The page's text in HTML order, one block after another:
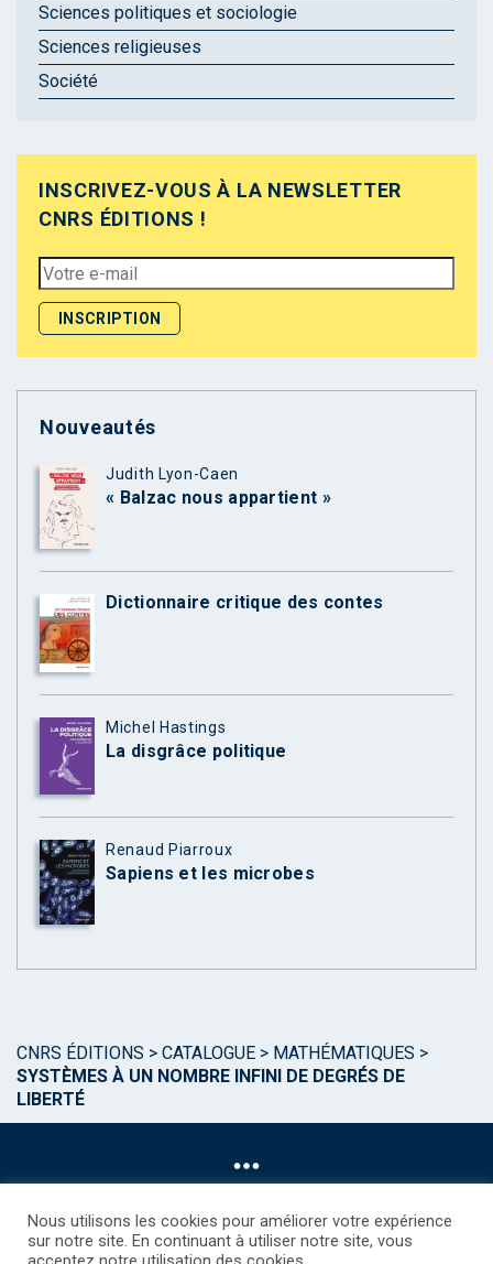
Sciences politiques et sociologie
Sciences religieuses
Société
INSCRIVEZ-VOUS À LA NEWSLETTER
CNRS ÉDITIONS !
Nouveautés
Judith Lyon-Caen
« Balzac nous appartient »
Dictionnaire critique des contes
Michel Hastings
La disgrâce politique
Renaud Piarroux
Sapiens et les microbes
CNRS ÉDITIONS > CATALOGUE > MATHÉMATIQUES >
SYSTÈMES À UN NOMBRE INFINI DE DEGRÉS DE
LIBERTÉ
Nous utilisons les cookies pour améliorer votre expérience
sur notre site. En continuant à utiliser notre site, vous